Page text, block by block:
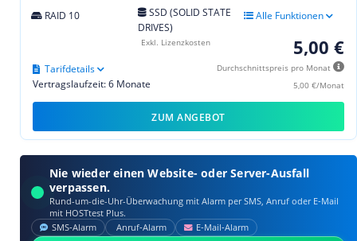
RAID 10
SSD (SOLID STATE
DRIVES)
Alle Funktionen
5,00 €
Durchschnittspreis pro Monat
5,00 €/Monat
Vertragslaufzeit: 6 Monate
Tarifdetails
Exkl. Lizenzkosten
ZUM ANGEBOT
Nie wieder einen Website- oder Server-Ausfall
verpassen.
Rund-um-die-Uhr-Überwachung mit Alarm per SMS, Anruf oder E‑Mail
mit HOSTtest Plus.
SMS‑Alarm Anruf‑Alarm E‑Mail‑Alarm